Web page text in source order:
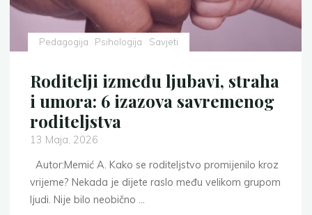
Pedagogija Psihologija Savjeti
Roditelji između ljubavi, straha
i umora: 6 izazova savremenog
roditeljstva
13 Maja, 2026
Autor:Memić A. Kako se roditeljstvo promijenilo kroz
vrijeme? Nekada je dijete raslo među velikom grupom
ljudi. Nije bilo neobično …